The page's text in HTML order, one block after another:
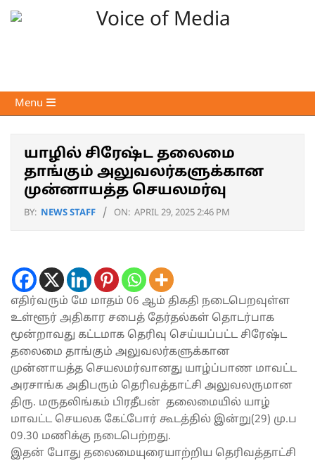
Skip
Voice
of
Primary
Navigation
Menu
யாழில் சிரேஷ்ட தலைமை
தாங்கும் அலுவலர்களுக்கான
முன்னாயத்த செயலமர்வு
BY: NEWS STAFF ON: APRIL 29, 2025 2:46 PM
எதிர்வரும் மே மாதம் 06 ஆம் திகதி நடைபெறவுள்ள
உள்ளூர் அதிகார சபைத் தேர்தல்கள் தொடர்பாக
மூன்றாவது கட்டமாக தெரிவு செய்யப்பட்ட சிரேஷ்ட
தலைமை தாங்கும் அலுவலர்களுக்கான
முன்னாயத்த செயலமர்வானது யாழ்ப்பாண மாவட்ட
அரசாங்க அதிபரும் தெரிவத்தாட்சி அலுவலருமான
திரு. மருதலிங்கம் பிரதீபன் தலைமையில் யாழ்
மாவட்ட செயலக கேட்போர் கூடத்தில் இன்று(29) மு.ப
09.30 மணிக்கு நடைபெற்றது.
இதன் போது தலைமையுரையாற்றிய தெரிவத்தாட்சி